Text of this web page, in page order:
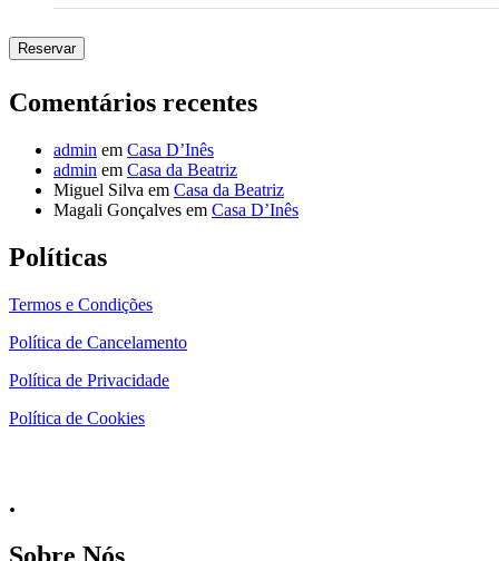
Reservar
Comentários recentes
admin em Casa D’Inês
admin em Casa da Beatriz
Miguel Silva em Casa da Beatriz
Magali Gonçalves em Casa D’Inês
Políticas
Termos e Condições
Política de Cancelamento
Política de Privacidade
Política de Cookies
.
Sobre Nós